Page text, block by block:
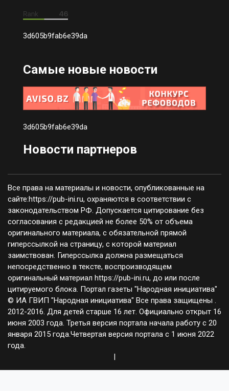
3d605b9fab6e39da
Самые новые новости
3d605b9fab6e39da
Новости партнеров
Все права на материалы и новости, опубликованные на
сайте:https://pub-ini.ru, охраняются в соответствии с
законодательством РФ. Допускается цитирование без
согласования с редакцией не более 50% от объема
оригинального материала, с обязательной прямой
гиперссылкой на страницу, с которой материал
заимствован. Гиперссылка должна размещаться
непосредственно в тексте, воспроизводящем
оригинальный материал https://pub-ini.ru, до или после
цитируемого блока. Портал газеты "Народная инициатива"
© ИА ГВИП "Народная инициатива" Все права защищены .
2012-2016. Для детей старше 16 лет. Официально открыт 16
июня 2003 года. Третья версия портала начала работу с 20
января 2015 года.Четвертая версия портала с 1 июня 2022
года.